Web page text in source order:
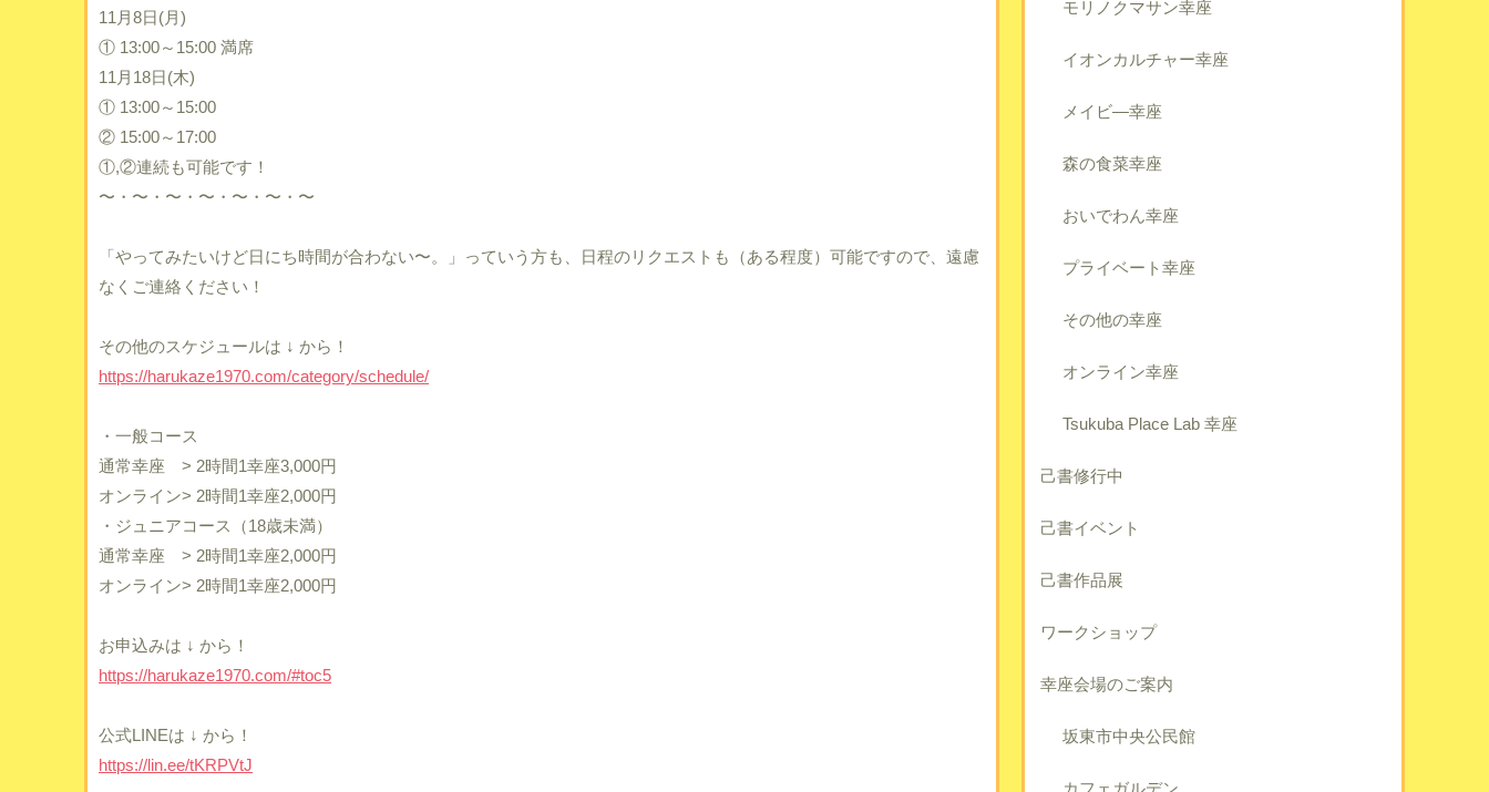
11月8日(月)
① 13:00～15:00 満席
11月18日(木)
① 13:00～15:00
② 15:00～17:00
①,②連続も可能です！
〜・〜・〜・〜・〜・〜・〜
「やってみたいけど日にち時間が合わない〜。」っていう方も、日程のリクエストも（ある程度）可能ですので、遠慮
なくご連絡ください！
その他のスケジュールは ↓ から！
https://harukaze1970.com/category/schedule/
・一般コース
通常幸座 > 2時間1幸座3,000円
オンライン> 2時間1幸座2,000円
・ジュニアコース（18歳未満）
通常幸座 > 2時間1幸座2,000円
オンライン> 2時間1幸座2,000円
お申込みは ↓ から！
https://harukaze1970.com/#toc5
公式LINEは ↓ から！
https://lin.ee/tKRPVtJ
モリノクマサン幸座
イオンカルチャー幸座
メイビ―幸座
森の食菜幸座
おいでわん幸座
プライベート幸座
その他の幸座
オンライン幸座
Tsukuba Place Lab 幸座
己書修行中
己書イベント
己書作品展
ワークショップ
幸座会場のご案内
坂東市中央公民館
カフェガルデン